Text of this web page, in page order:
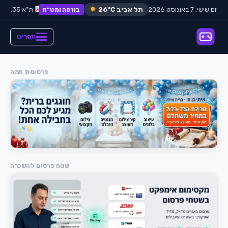
יום שישי, 7 באוגוסט 2026 תל אביב 26°C בורסה ומט"ח דולר:₪3.65 אירו: ₪3.98 ת"א 35: +0.42%
תפריט
פרסומת חמה
שטח פרסום להשכרה